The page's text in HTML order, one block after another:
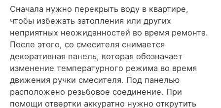
Сначала нужно перекрыть воду в квартире,
чтобы избежать затопления или других
неприятных неожиданностей во время ремонта.
После этого, со смесителя снимается
декоративная панель, которая обозначает
изменение температурного режима во время
движения ручки смесителя. Под панелью
расположено резьбовое соединение. При
помощи отвертки аккуратно нужно открутить